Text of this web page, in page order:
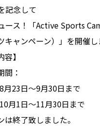
記念して
ース！「Active Sports
キャンペーン）」を開催し
】
：
23日～9月30日まで
月1日～11月30日まで
終了致しました。